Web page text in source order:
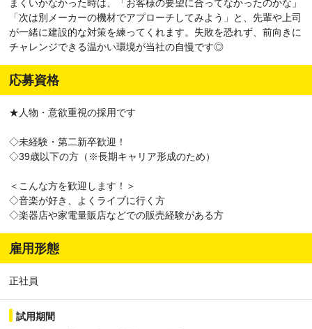
まくいかなかった時は、「お客様の要望に合ってなかったのかな」
「次は別メーカーの機材でアプローチしてみよう」と、先輩や上司
が一緒に建設的な対策を練ってくれます。失敗を恐れず、前向きに
チャレンジできる温かい環境が当社の自慢です◎
応募資格
★人物・意欲重視の採用です
◇未経験・第二新卒歓迎！
◇39歳以下の方（※長期キャリア形成のため）
＜こんな方を歓迎します！＞
◇音楽が好き、よくライブに行く方
◇楽器店や家電量販店などでの販売経験がある方
雇用形態
正社員
試用期間